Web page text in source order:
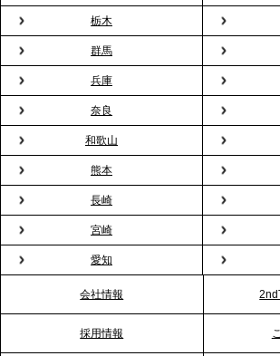
用が前年比4倍に急増。オフィスに桜が
2026.2.13
プレスリリースのご案内｜オフィスが「
バー」に！福利厚生・社内交流を格上
バーテンダー》サービスを開始
2026.1.26
プレスリリースのご案内｜もう「義理チ
まない。職場のバレンタインをケータ
厚生”化。採用にも効く新スタイルを提案
RKB毎日放送「RKB NEWS」で、
栃木
群馬
兵庫
奈良
和歌山
熊本
長崎
宮崎
愛知
会社情報
採用情報